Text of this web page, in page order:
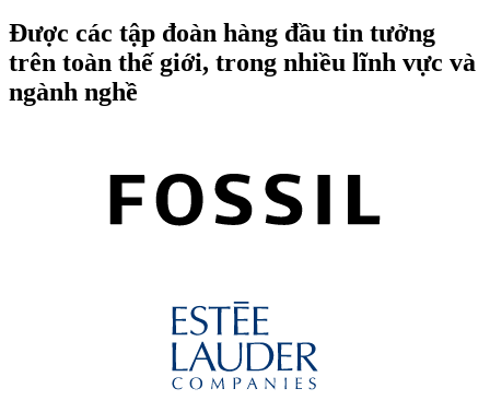
Được các tập đoàn hàng đầu tin tưởng
trên toàn thế giới, trong nhiều lĩnh vực và
ngành nghề